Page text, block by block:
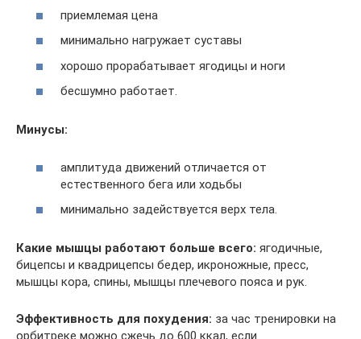
приемлемая цена
минимально нагружает суставы
хорошо прорабатывает ягодицы и ноги
бесшумно работает.
Минусы:
амплитуда движений отличается от
естественного бега или ходьбы
минимально задействуется верх тела.
Какие мышцы работают больше всего: ягодичные,
бицепсы и квадрицепсы бедер, икроножные, пресс,
мышцы кора, спины, мышцы плечевого пояса и рук.
Эффективность для похудения: за час тренировки на
орбитреке можно сжечь до 600 ккал, если